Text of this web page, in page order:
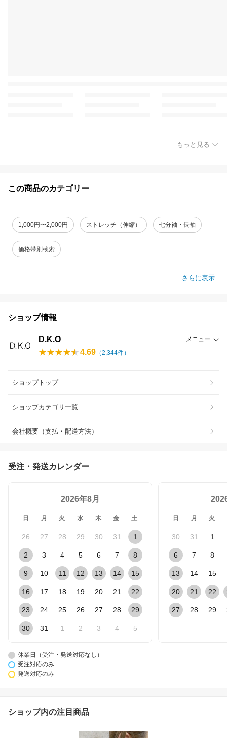
もっと見る
この商品のカテゴリー
1,000円〜2,000円 ストレッチ（伸縮） 七分袖・長袖
価格帯別検索
さらに表示
ショップ情報
D.K.O メニュー
4.69 （2,344件）
ショップトップ
ショップカテゴリ一覧
会社概要（支払・配送方法）
受注・発送カレンダー
2026年8月
日 月 火 水 木 金 土
26 27 28 29 30 31 1
2 3 4 5 6 7 8
9 10 11 12 13 14 15
16 17 18 19 20 21 22
23 24 25 26 27 28 29
30 31 1 2 3 4 5
日 月 火
30 31 1
6 7 8
13 14 15
20 21 22
27 28 29
休業日（受注・発送対応なし）
受注対応のみ
発送対応のみ
ショップ内の注目商品